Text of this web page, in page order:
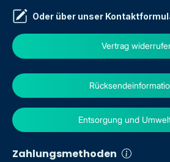
Oder über unser
Vertrag
Zahlungsmethoden
Entsorgung und